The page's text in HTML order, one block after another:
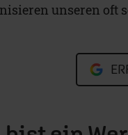
unseren oft